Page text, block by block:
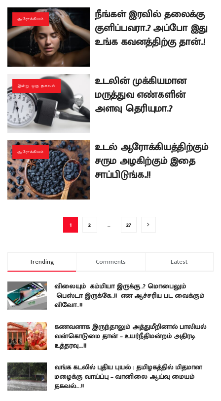
ஆரோக்கியம்
நீங்கள் இரவில் தலைக்கு
குளிப்பவரா..? அப்போ இது
உங்க கவனத்திற்கு தான்..!
இன்று ஒரு தகவல்
உடலின் முக்கியமான
மருத்துவ எண்களின்
அளவு தெரியுமா..?
ஆரோக்கியம்
உடல் ஆரோக்கியத்திற்கும்
சரும அழகிற்கும் இதை
சாப்பிடுங்க..!!
1 2 … 27
Trending Comments Latest
விலையும் கம்மியா இருக்கு..? மொபைலும்
பெஸ்டா இருக்கே..!! என ஆச்சரிய பட வைக்கும்
விவோ..!!
கணவனாக இருந்தாலும் அத்துமீறினால் பாலியல்
வன்கொடுமை தான் – உயர்நீதிமன்றம் அதிரடி
உத்தரவு….!!
வங்க கடலில் புதிய புயல் : தமிழகத்தில் மிதமான
மழைக்கு வாய்ப்பு – வானிலை ஆய்வு மையம்
தகவல்….!!